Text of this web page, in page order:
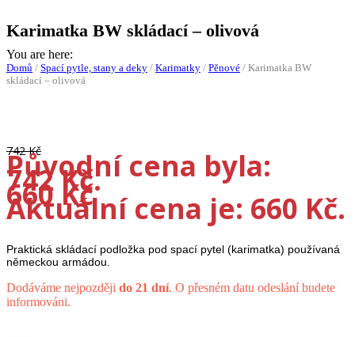
Karimatka BW skládací – olivová
You are here:
Domů / Spací pytle, stany a deky / Karimatky / Pěnové / Karimatka BW
skládací – olivová
742Kč
Původní cena byla:
742 Kč.
660Kč
Aktuální cena je: 660 Kč.
Praktická skládací podložka pod spací pytel (karimatka) používaná
německou armádou.
Dodáváme nejpozději do 21 dní. O přesném datu odeslání budete
informováni.